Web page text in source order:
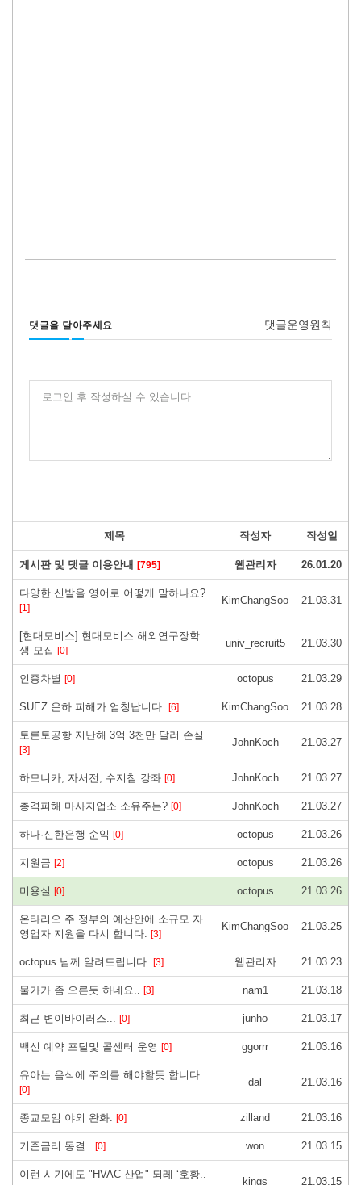
댓글을 달아주세요 댓글운영원칙
로그인 후 작성하실 수 있습니다
제목 작성자 작성일
게시판 및 댓글 이용안내 [795] 웹관리자 26.01.20
다양한 신발을 영어로 어떻게 말하나요?
[1]
KimChangSoo 21.03.31
[현대모비스] 현대모비스 해외연구장학
생 모집 [0]
univ_recruit5 21.03.30
인종차별 [0] octopus 21.03.29
SUEZ 운하 피해가 엄청납니다. [6] KimChangSoo 21.03.28
토론토공항 지난해 3억 3천만 달러 손실
[3]
JohnKoch 21.03.27
하모니카, 자서전, 수지침 강좌 [0] JohnKoch 21.03.27
총격피해 마사지업소 소유주는? [0] JohnKoch 21.03.27
하나·신한은행 순익 [0] octopus 21.03.26
지원금 [2] octopus 21.03.26
미용실 [0] octopus 21.03.26
온타리오 주 정부의 예산안에 소규모 자
영업자 지원을 다시 합니다. [3]
KimChangSoo 21.03.25
octopus 님께 알려드립니다. [3] 웹관리자 21.03.23
물가가 좀 오른듯 하네요.. [3] nam1 21.03.18
최근 변이바이러스... [0] junho 21.03.17
백신 예약 포털및 콜센터 운영 [0] ggorrr 21.03.16
유아는 음식에 주의를 해야할듯 합니다.
[0]
dal 21.03.16
종교모임 야외 완화. [0] zilland 21.03.16
기준금리 동결.. [0] won 21.03.15
이런 시기에도 "HVAC 산업" 되레 ‘호황..
kings 21.03.15